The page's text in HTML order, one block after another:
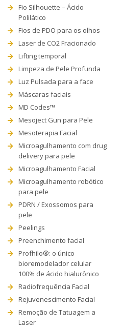
Fio Silhouette – Ácido
Polilático
Fios de PDO para os olhos
Laser de CO2 Fracionado
Lifting temporal
Limpeza de Pele Profunda
Luz Pulsada para a face
Máscaras faciais
MD Codes™
Mesoject Gun para Pele
Mesoterapia Facial
Microagulhamento com drug
delivery para pele
Microagulhamento Facial
Microagulhamento robótico
para pele
PDRN / Exossomos para
pele
Peelings
Preenchimento facial
Profhilo®: o único
bioremodelador celular
100% de ácido hialurônico
Radiofrequência Facial
Rejuvenescimento Facial
Remoção de Tatuagem a
Laser